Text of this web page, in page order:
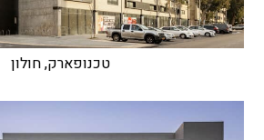
טכנופארק, חולון